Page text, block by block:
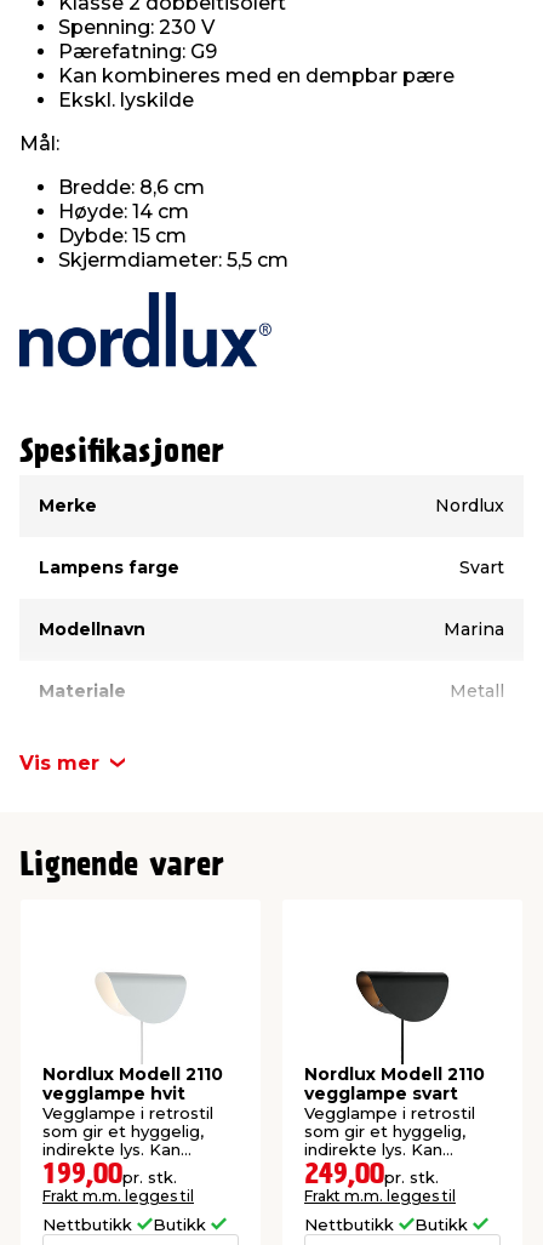
Spenning: 230 V
Pærefatning: G9
Kan kombineres med en dempbar pære
Ekskl. lyskilde
Mål:
Bredde: 8,6 cm
Høyde: 14 cm
Dybde: 15 cm
Skjermdiameter: 5,5 cm
Spesifikasjoner
Merke
Nordlux
Lampens farge Svart
Modellnavn Marina
Materiale Metall
Høyde
Vis mer
Lignende varer
Nordlux Modell 2110
vegglampe hvit
Vegglampe i retrostil
som gir et hyggelig,
indirekte lys. Kan
monteres oppover eller
nedover. Ekskl. lyskilde.
199,00pr. stk.
Frakt m.m. legges til
Nettbutikk Butikk
Nordlux Modell 2110
vegglampe svart
Vegglampe i retrostil
som gir et hyggelig,
indirekte lys. Kan
monteres oppover eller
nedover. Ekskl. lyskilde.
249,00pr. stk.
Frakt m.m. legges til
Nettbutikk Butikk